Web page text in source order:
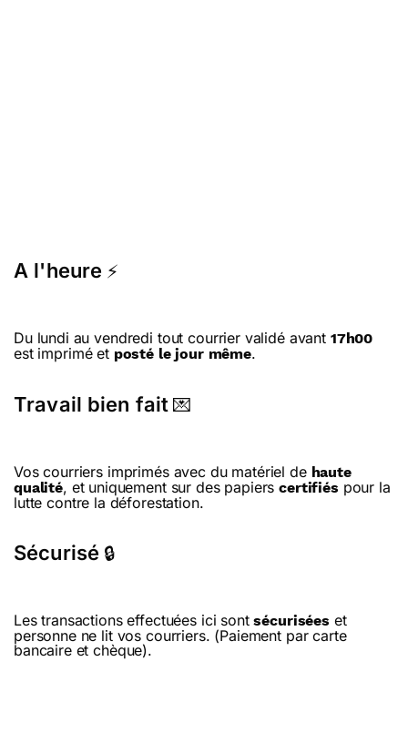
A l'heure ⚡
Du lundi au vendredi tout courrier validé avant 17h00
est imprimé et posté le jour même.
Travail bien fait 💌
Vos courriers imprimés avec du matériel de haute
qualité, et uniquement sur des papierscertifiés pour la
lutte contre la déforestation.
Sécurisé 🔒
Les transactions effectuées ici sontsécurisées et
personne ne lit vos courriers. (Paiement par carte
bancaire et chèque).